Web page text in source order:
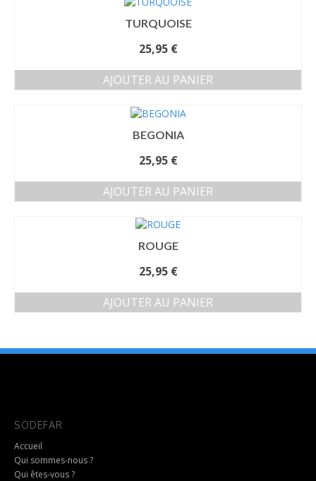
TURQUOISE
25,95 €
AJOUTER AU PANIER
BEGONIA
25,95 €
AJOUTER AU PANIER
ROUGE
25,95 €
AJOUTER AU PANIER
SODEFAR
Accueil
Qui sommes-nous ?
Qui êtes-vous ?